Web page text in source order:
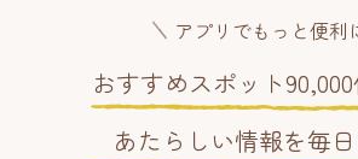
アプリでもっと便利
おすすめスポット
あたらしい情報を毎